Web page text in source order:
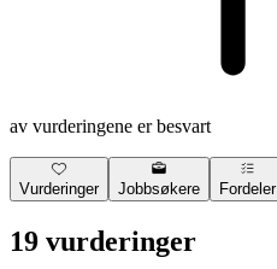
av vurderingene er besvart
Vurderinger Jobbsøkere Fordeler
19 vurderinger